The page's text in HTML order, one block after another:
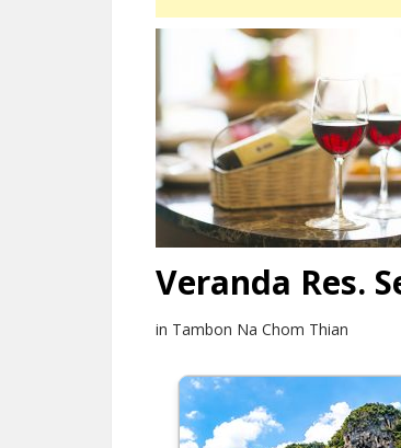
Veranda Res.
in Tambon Na Chom Thian